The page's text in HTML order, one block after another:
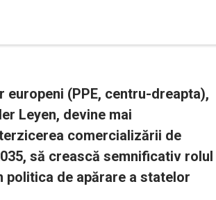
(PPE, centru-dreapta),
Leyen, devine mai
comercializării de
să crească semnificativ rolul
politica de apărare a statelor